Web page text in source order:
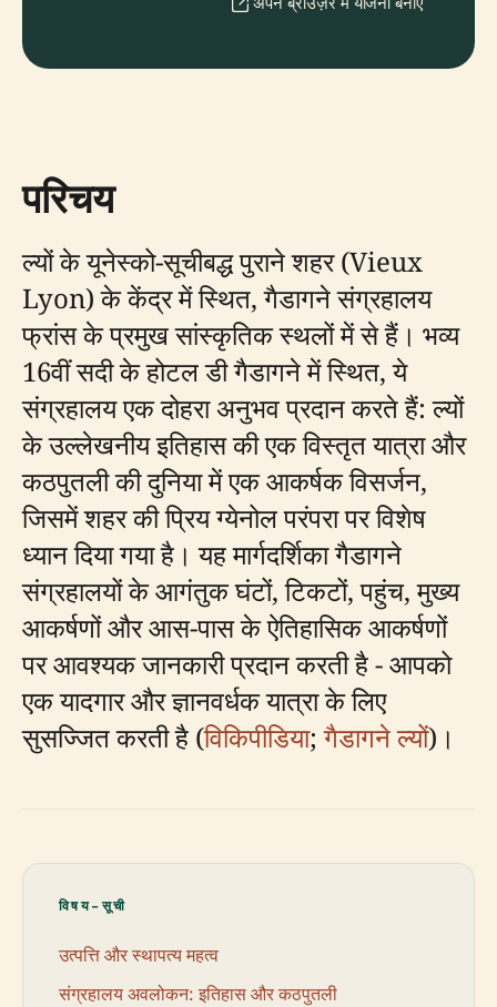
परिचय
ल्यों के यूनेस्को-सूचीबद्ध पुराने शहर (Vieux
Lyon) के केंद्र में स्थित, गैडागने संग्रहालय
फ्रांस के प्रमुख सांस्कृतिक स्थलों में से हैं। भव्य
16वीं सदी के होटल डी गैडागने में स्थित, ये
संग्रहालय एक दोहरा अनुभव प्रदान करते हैं: ल्यों
के उल्लेखनीय इतिहास की एक विस्तृत यात्रा और
कठपुतली की दुनिया में एक आकर्षक विसर्जन,
जिसमें शहर की प्रिय ग्येनोल परंपरा पर विशेष
ध्यान दिया गया है। यह मार्गदर्शिका गैडागने
संग्रहालयों के आगंतुक घंटों, टिकटों, पहुंच, मुख्य
आकर्षणों और आस-पास के ऐतिहासिक आकर्षणों
पर आवश्यक जानकारी प्रदान करती है - आपको
एक यादगार और ज्ञानवर्धक यात्रा के लिए
सुसज्जित करती है (विकिपीडिया;गैडागने ल्यों)।
विषय-सूची
उत्पत्ति और स्थापत्य महत्व
संग्रहालय अवलोकन: इतिहास और कठपुतली